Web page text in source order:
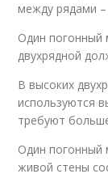
между рядами
Один погонный
двухрядной
В высоких
используются
требуют
Один погонный
живой стены